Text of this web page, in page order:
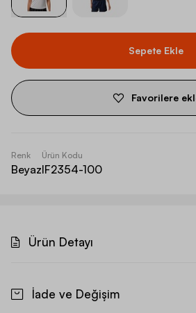
Sepete Ekle
Favorilere
Renk
Beyaz
Ürün Kodu
IF2354-100
Ürün Detayı
İade ve Değişim